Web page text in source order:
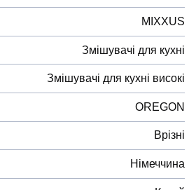
MIXXUS
Змішувачі для кухні
Змішувачі для кухні високі
OREGON
Врізні
Німеччина